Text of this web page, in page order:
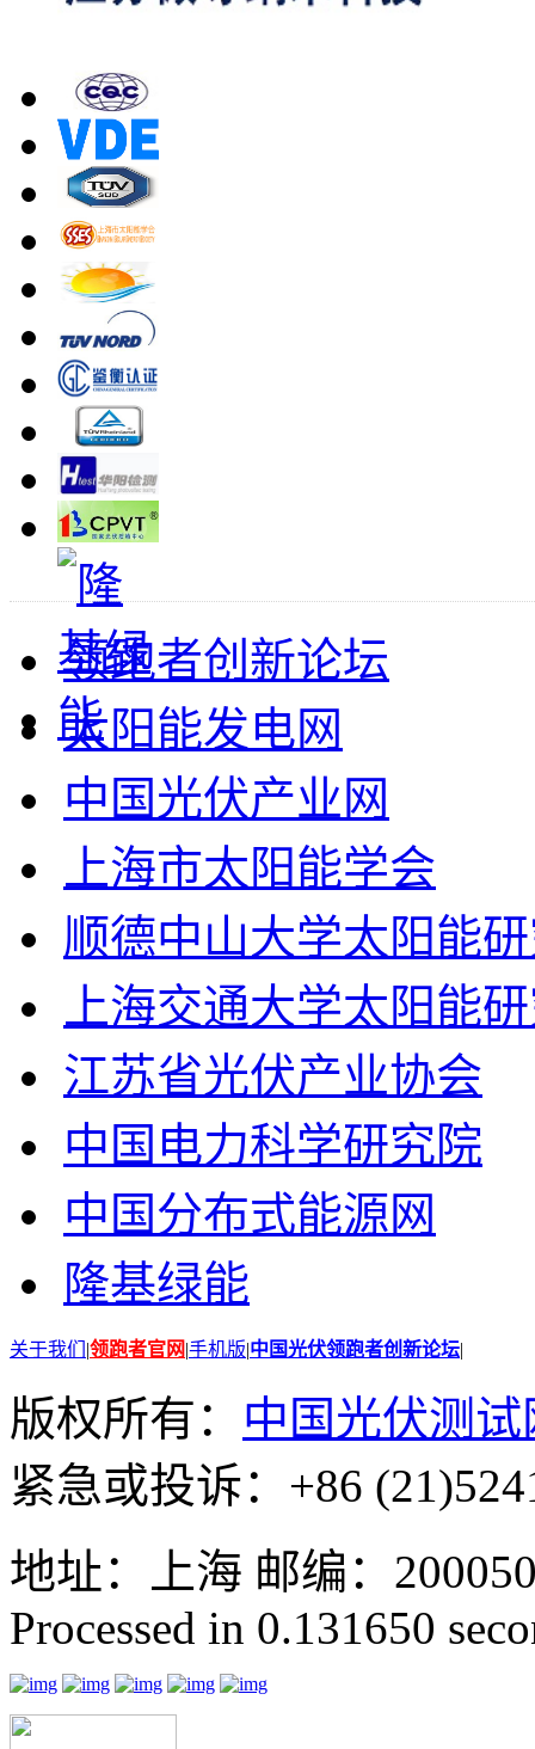
领跑者创新论坛
太阳能发电网
中国光伏产业网
上海市太阳能学会
顺德中山大学太阳能
上海交通大学太阳能
江苏省光伏产业协会
中国电力科学研究院
中国分布式能源网
隆基绿能
关于我们 |领跑者官网|手机版|中国光伏领跑者创新论坛|
版权所有： 中国光伏测试
紧急或投诉：+86
地址：上海 邮编：
Processed in 0.131650